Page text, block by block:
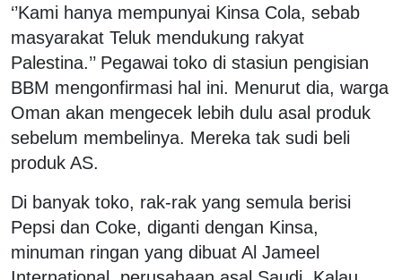
‘’Kami hanya mempunyai Kinsa Cola, sebab
masyarakat Teluk mendukung rakyat
Palestina.’’ Pegawai toko di stasiun pengisian
BBM mengonfirmasi hal ini. Menurut dia, warga
Oman akan mengecek lebih dulu asal produk
sebelum membelinya. Mereka tak sudi beli
produk AS.
Di banyak toko, rak-rak yang semula berisi
Pepsi dan Coke, diganti dengan Kinsa,
minuman ringan yang dibuat Al Jameel